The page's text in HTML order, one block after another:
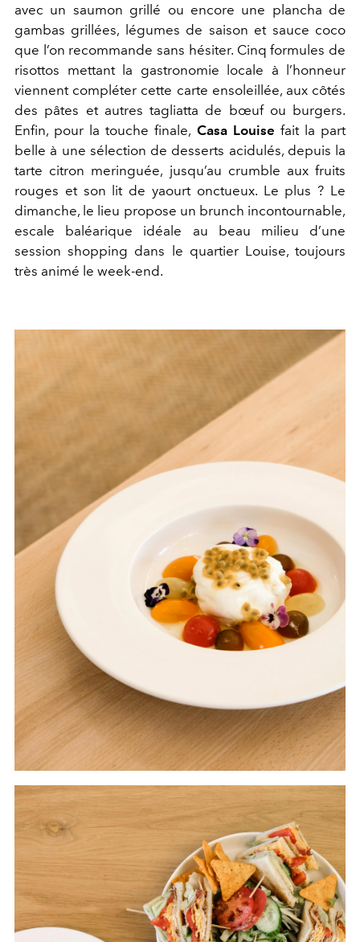
avec un saumon grillé ou encore une plancha de
gambas grillées, légumes de saison et sauce coco
que l’on recommande sans hésiter. Cinq formules de
risottos mettant la gastronomie locale à l’honneur
viennent compléter cette carte ensoleillée, aux côtés
des pâtes et autres tagliatta de bœuf ou burgers.
Enfin, pour la touche finale, Casa Louise fait la part
belle à une sélection de desserts acidulés, depuis la
tarte citron meringuée, jusqu’au crumble aux fruits
rouges et son lit de yaourt onctueux. Le plus ? Le
dimanche, le lieu propose un brunch incontournable,
escale baléarique idéale au beau milieu d’une
session shopping dans le quartier Louise, toujours
très animé le week-end.